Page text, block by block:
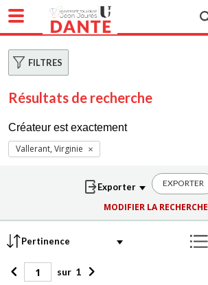
FILTRES
Résultats de recherche
Créateur est exactement
Vallerant, Virginie
EXPORTER
MODIFIER LA RECHERCHE
sur 1